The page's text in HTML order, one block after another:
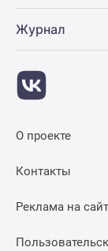
Журнал
О проекте
Контакты
Реклама на